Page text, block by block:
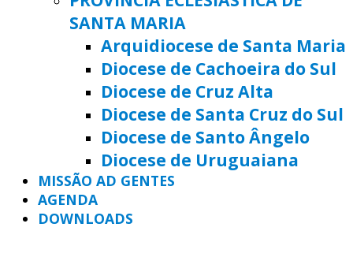
SANTA MARIA
Arquidiocese de Santa Maria
Diocese de Cachoeira do Sul
Diocese de Cruz Alta
Diocese de Santa Cruz do Sul
Diocese de Santo Ângelo
Diocese de Uruguaiana
MISSÃO AD GENTES
AGENDA
DOWNLOADS